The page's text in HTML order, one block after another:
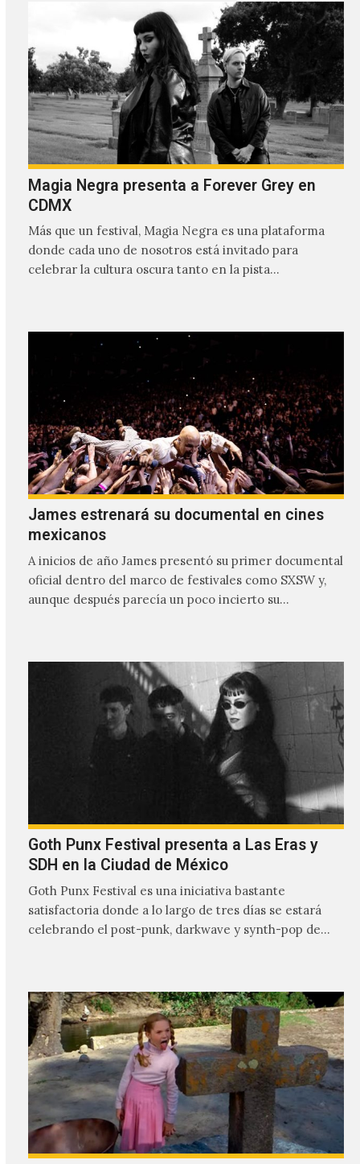
Magia Negra presenta a Forever Grey en
CDMX
Más que un festival, Magia Negra es una plataforma
donde cada uno de nosotros está invitado para
celebrar la cultura oscura tanto en la pista…
James estrenará su documental en cines
mexicanos
A inicios de año James presentó su primer documental
oficial dentro del marco de festivales como SXSW y,
aunque después parecía un poco incierto su…
Goth Punx Festival presenta a Las Eras y
SDH en la Ciudad de México
Goth Punx Festival es una iniciativa bastante
satisfactoria donde a lo largo de tres días se estará
celebrando el post-punk, darkwave y synth-pop de